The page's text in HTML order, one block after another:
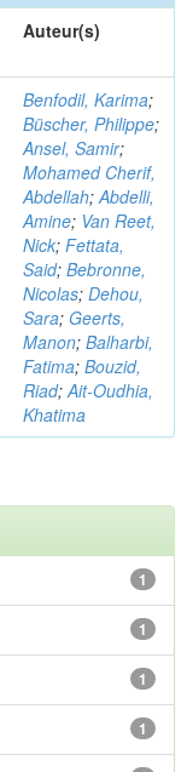
Auteur(s)
Benfodil, Karima;
Büscher, Philippe;
Ansel, Samir;
Mohamed Cherif,
Abdellah;Abdelli,
Amine; Van Reet,
Nick; Fettata,
Said; Bebronne,
Nicolas; Dehou,
Sara; Geerts,
Manon; Balharbi,
Fatima; Bouzid,
Riad;Ait-Oudhia,
Khatima
1
1
1
1